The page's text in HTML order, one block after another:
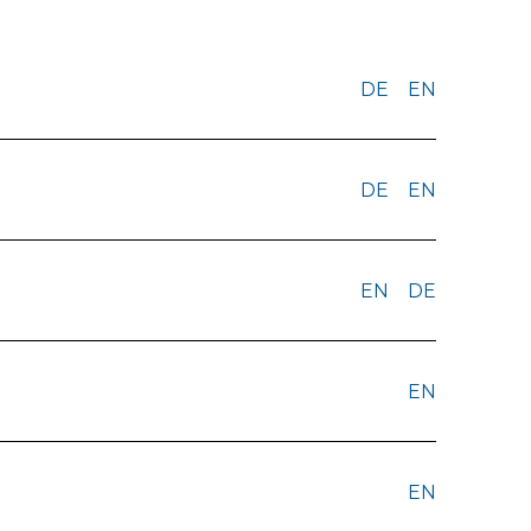
DE EN
DE EN
EN DE
EN
EN